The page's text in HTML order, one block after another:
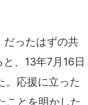
ったはずの共
、13年7月16日
。応援に立った
ことを明かした